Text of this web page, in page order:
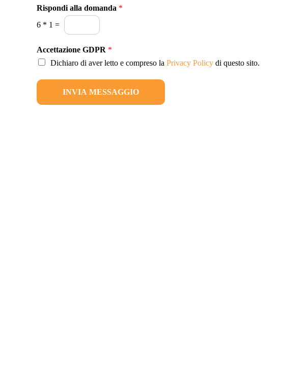
i
*
Rispondi alla domanda *
6 * 1 =
Accettazione GDPR *
Dichiaro di aver letto e compreso la Privacy Policy di questo sito.
INVIA MESSAGGIO